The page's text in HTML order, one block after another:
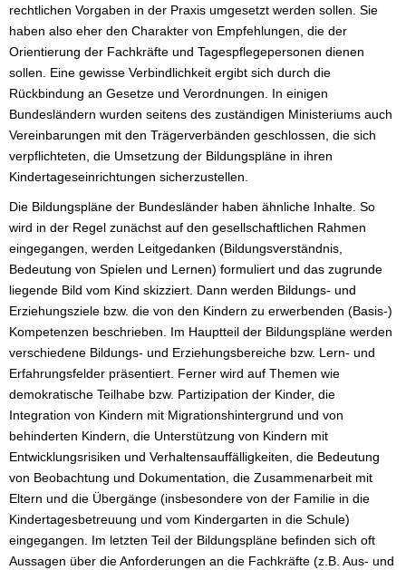
rechtlichen Vorgaben in der Praxis umgesetzt werden sollen. Sie
haben also eher den Charakter von Empfehlungen, die der
Orientierung der Fachkräfte und Tagespflegepersonen dienen
sollen. Eine gewisse Verbindlichkeit ergibt sich durch die
Rückbindung an Gesetze und Verordnungen. In einigen
Bundesländern wurden seitens des zuständigen Ministeriums auch
Vereinbarungen mit den Trägerverbänden geschlossen, die sich
verpflichteten, die Umsetzung der Bildungspläne in ihren
Kindertageseinrichtungen sicherzustellen.
Die Bildungspläne der Bundesländer haben ähnliche Inhalte. So
wird in der Regel zunächst auf den gesellschaftlichen Rahmen
eingegangen, werden Leitgedanken (Bildungsverständnis,
Bedeutung von Spielen und Lernen) formuliert und das zugrunde
liegende Bild vom Kind skizziert. Dann werden Bildungs- und
Erziehungsziele bzw. die von den Kindern zu erwerbenden (Basis-)
Kompetenzen beschrieben. Im Hauptteil der Bildungspläne werden
verschiedene Bildungs- und Erziehungsbereiche bzw. Lern- und
Erfahrungsfelder präsentiert. Ferner wird auf Themen wie
demokratische Teilhabe bzw. Partizipation der Kinder, die
Integration von Kindern mit Migrationshintergrund und von
behinderten Kindern, die Unterstützung von Kindern mit
Entwicklungsrisiken und Verhaltensauffälligkeiten, die Bedeutung
von Beobachtung und Dokumentation, die Zusammenarbeit mit
Eltern und die Übergänge (insbesondere von der Familie in die
Kindertagesbetreuung und vom Kindergarten in die Schule)
eingegangen. Im letzten Teil der Bildungspläne befinden sich oft
Aussagen über die Anforderungen an die Fachkräfte (z.B. Aus- und